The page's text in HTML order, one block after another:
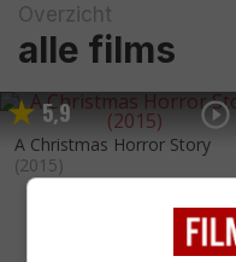
Overzicht
alle films
5,9
A Christmas Horror Story
(2015)